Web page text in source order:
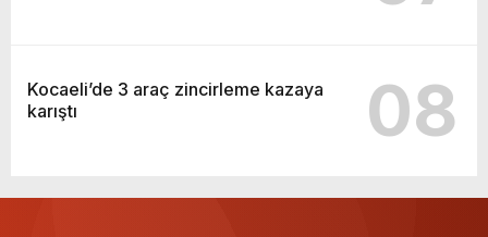
Kocaeli’de 3 araç zincirleme kazaya
karıştı
08